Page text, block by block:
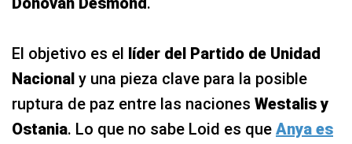
El objetivo es el líder del Partido de Unidad
Nacional y una pieza clave para la posible
ruptura de paz entre las naciones Westalis y
Ostania. Lo que no sabe Loid es que Anya es